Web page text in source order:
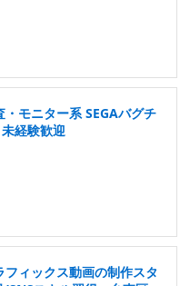
モニター系 SEGAバグチ
経験歓迎
フィックス動画の制作スタ